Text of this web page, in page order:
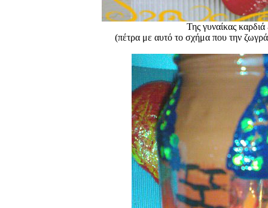
Της γυναίκας καρδιά
(πέτρα με αυτό το σχήμα που την